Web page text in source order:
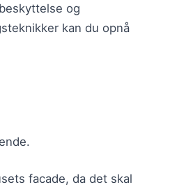
og
kan du opnå
facade, da det skal